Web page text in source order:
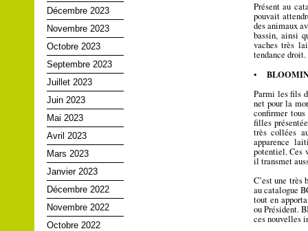
Décembre 2023
Novembre 2023
Octobre 2023
Septembre 2023
Juillet 2023
Juin 2023
Mai 2023
Avril 2023
Mars 2023
Janvier 2023
Décembre 2022
Novembre 2022
Octobre 2022
Présent au
pouvait
des animaux
bassin, ainsi
vaches très
tendance droit.
•
Parmi les fils
net pour la
confirmer
filles
très collées
apparence
potentiel. Ces
il transmet
C’est une
au catalogue
tout en
ou Président.
ces nouvelles